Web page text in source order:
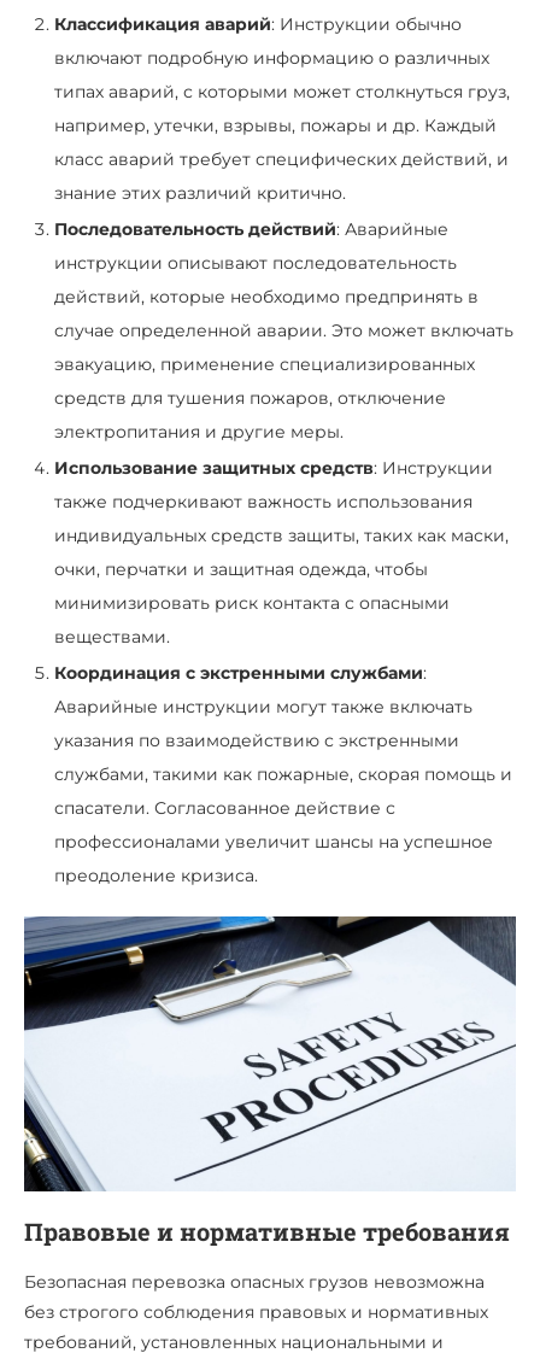
Классификация аварий: Инструкции обычно
включают подробную информацию о различных
типах аварий, с которыми может столкнуться груз,
например, утечки, взрывы, пожары и др. Каждый
класс аварий требует специфических действий, и
знание этих различий критично.
Последовательность действий: Аварийные
инструкции описывают последовательность
действий, которые необходимо предпринять в
случае определенной аварии. Это может включать
эвакуацию, применение специализированных
средств для тушения пожаров, отключение
электропитания и другие меры.
Использование защитных средств: Инструкции
также подчеркивают важность использования
индивидуальных средств защиты, таких как маски,
очки, перчатки и защитная одежда, чтобы
минимизировать риск контакта с опасными
веществами.
Координация с экстренными службами:
Аварийные инструкции могут также включать
указания по взаимодействию с экстренными
службами, такими как пожарные, скорая помощь и
спасатели. Согласованное действие с
профессионалами увеличит шансы на успешное
преодоление кризиса.
Правовые и нормативные требования
Безопасная перевозка опасных грузов невозможна
без строгого соблюдения правовых и нормативных
требований, установленных национальными и